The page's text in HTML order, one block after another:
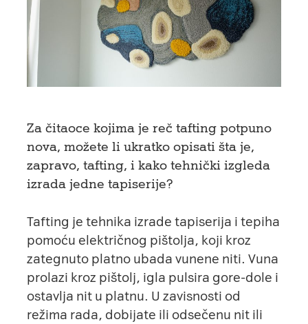
Za čitaoce kojima je reč tafting potpuno
nova, možete li ukratko opisati šta je,
zapravo, tafting, i kako tehnički izgleda
izrada jedne tapiserije?
Tafting je tehnika izrade tapiserija i tepiha
pomoću električnog pištolja, koji kroz
zategnuto platno ubada vunene niti. Vuna
prolazi kroz pištolj, igla pulsira gore-dole i
ostavlja nit u platnu. U zavisnosti od
režima rada, dobijate ili odsečenu nit ili